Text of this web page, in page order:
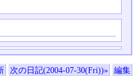
次の日記(2004-07-30(Fri))» 編集